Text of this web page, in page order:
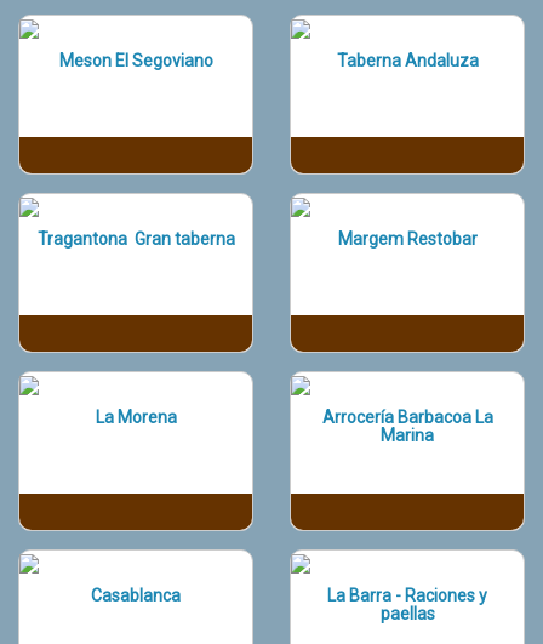
Meson El Segoviano Taberna Andaluza
Tragantona Gran taberna Margem Restobar
La Morena
Arrocería Barbacoa La
Marina
Casablanca
La Barra - Raciones y
paellas